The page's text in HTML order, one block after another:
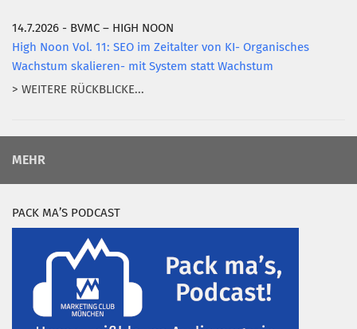
14.7.2026 - BVMC – HIGH NOON
High Noon Vol. 11: SEO im Zeitalter von KI- Organisches
Wachstum skalieren- mit System statt Wachstum
> WEITERE RÜCKBLICKE...
MEHR
PACK MA’S PODCAST